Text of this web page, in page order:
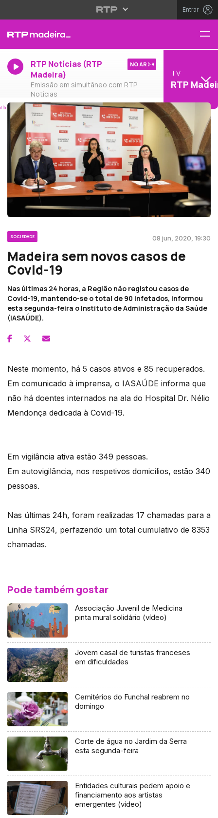
Entrar
RTP Notícias (RTP
Madeira)
Emissão em simultâneo com RTP
Notícias
NO AR
TV
RTP
SOCIEDADE 08 jun, 2020, 19:30
Madeira sem novos casos de
Covid-19
Nas últimas 24 horas, a Região não registou casos de
Covid-19, mantendo-se o total de 90 infetados, informou
esta segunda-feira o Instituto de Administração da Saúde
(IASAÚDE).
Neste momento, há 5 casos ativos e 85 recuperados.
Em comunicado à imprensa, o IASAÚDE informa que
não há doentes internados na ala do Hospital Dr. Nélio
Mendonça dedicada à Covid-19.
Em vigilância ativa estão 349 pessoas.
Em autovigilância, nos respetivos domicílios, estão 340
pessoas.
Nas últimas 24h, foram realizadas 17 chamadas para a
Linha SRS24, perfazendo um total cumulativo de 8353
chamadas.
Pode também gostar
Associação Juvenil de Medicina
pinta mural solidário (vídeo)
Jovem casal de turistas franceses
em dificuldades
Cemitérios do Funchal reabrem no
domingo
Corte de água no Jardim da Serra
esta segunda-feira
Entidades culturais pedem apoio e
financiamento aos artistas
emergentes (vídeo)